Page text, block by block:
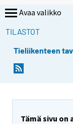
Avaa valikko
TILASTOT
Tieliikenteen
Tämä sivu